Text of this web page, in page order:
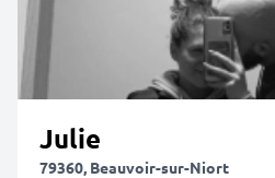
Julie
79360, Beauvoir-sur-Niort